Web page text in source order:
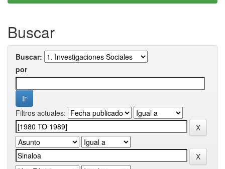
Buscar
Buscar:
por
Filtros actuales: